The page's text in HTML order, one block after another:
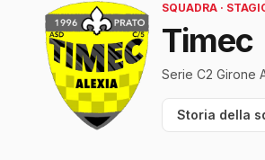
SQUADRA ·
Timec
Serie C2 Girone
Storia della